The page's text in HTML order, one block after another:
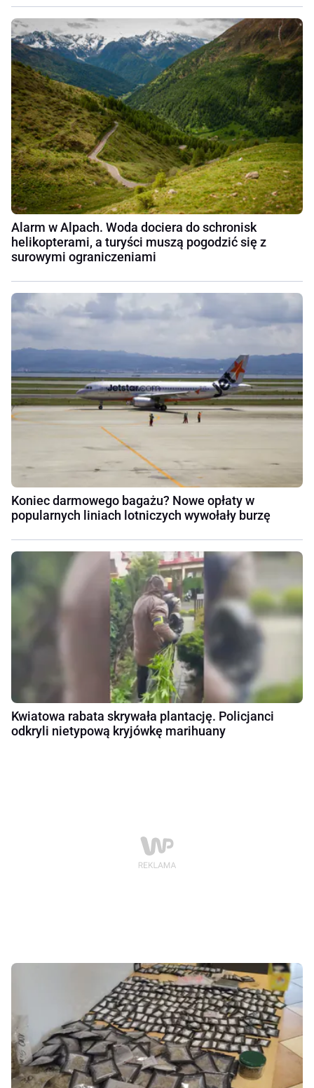
Alarm w Alpach. Woda dociera do schronisk
helikopterami, a turyści muszą pogodzić się z
surowymi ograniczeniami
Koniec darmowego bagażu? Nowe opłaty w
popularnych liniach lotniczych wywołały burzę
Kwiatowa rabata skrywała plantację. Policjanci
odkryli nietypową kryjówkę marihuany